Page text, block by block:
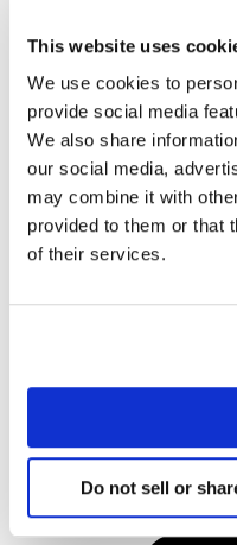
This website uses
We use cookies to
provide social media
We also share
our social media,
may combine it with
provided to them or that
of their services.
Do not sell or
*Univers de produits
(Alimentaire, Liquides,
Ces données sont
valeur de probabilité.
DECOUVREZ LES PARTS
INTERNET / BLOG
https://